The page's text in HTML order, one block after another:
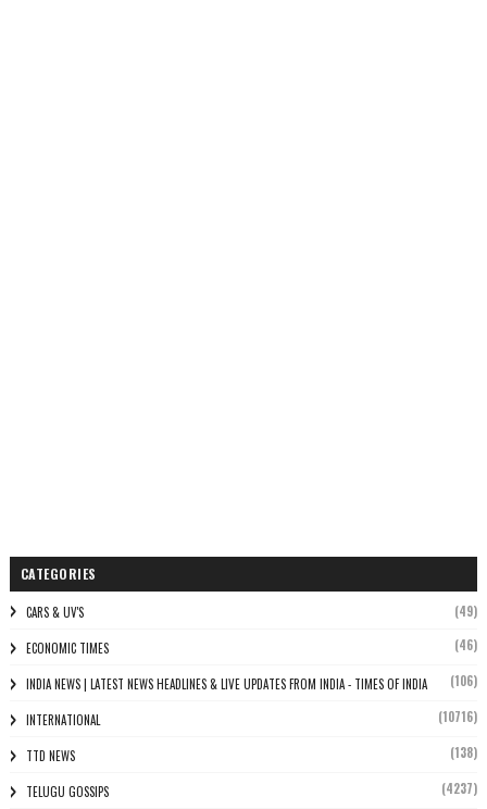
CATEGORIES
CARS & UV'S (49)
ECONOMIC TIMES (46)
INDIA NEWS | LATEST NEWS HEADLINES & LIVE UPDATES FROM INDIA - TIMES OF INDIA (106)
INTERNATIONAL (10716)
TTD NEWS (138)
TELUGU GOSSIPS (4237)